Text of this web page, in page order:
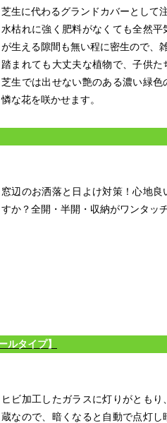
芝生に代わるグランドカバーとして
水枯れに強く肥料がなくても全然
が生える隙間も無い程に密生ので、
踏まれても大丈夫な植物で、子供た
芝生では出せない艶のある濃い緑
憐な花を咲かせます。
窓辺のお洒落と日よけ対策！心地
すか？全開・半開・収納がワンタッ
ルタイプ】
ヒビ加工したガラスに灯りがとも
蔵なので、暗くなると自動で点灯